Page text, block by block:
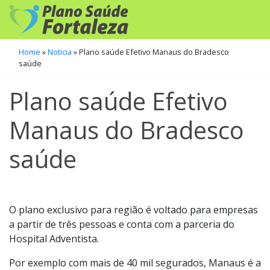
Home »Noticia »Plano saúde Efetivo Manaus do Bradesco
saúde
Plano saúde Efetivo
Manaus do Bradesco
saúde
O plano exclusivo para região é voltado para empresas
a partir de três pessoas e conta com a parceria do
Hospital Adventista.
Por exemplo com mais de 40 mil segurados, Manaus é a